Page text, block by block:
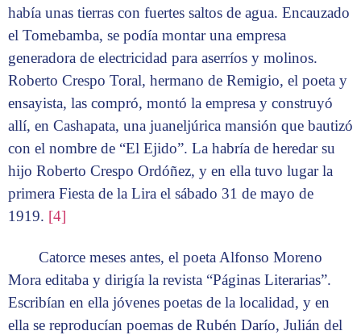
había unas tierras con fuertes saltos de agua. Encauzado
el Tomebamba, se podía montar una empresa
generadora de electricidad para aserríos y molinos.
Roberto Crespo Toral, hermano de Remigio, el poeta y
ensayista, las compró, montó la empresa y construyó
allí, en Cashapata, una juaneljúrica mansión que bautizó
con el nombre de “El Ejido”. La habría de heredar su
hijo Roberto Crespo Ordóñez, y en ella tuvo lugar la
primera Fiesta de la Lira el sábado 31 de mayo de
1919. [4]
Catorce meses antes, el poeta Alfonso Moreno
Mora editaba y dirigía la revista “Páginas Literarias”.
Escribían en ella jóvenes poetas de la localidad, y en
ella se reproducían poemas de Rubén Darío, Julián del